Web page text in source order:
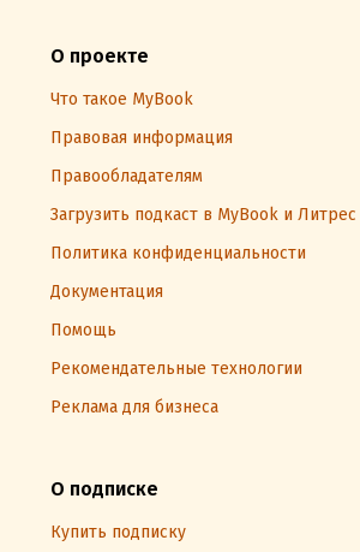
О проекте
Что такое MyBook
Правовая информация
Правообладателям
Загрузить подкаст в MyBook и Литрес
Политика конфиденциальности
Документация
Помощь
Рекомендательные технологии
Реклама для бизнеса
О подписке
Купить подписку